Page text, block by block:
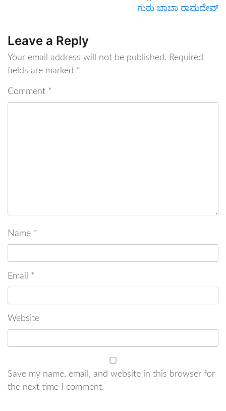
ಗುರು ಬಾಬಾ ರಾಮದೇವ್
Leave a Reply
Your email address will not be published. Required
fields are marked *
Comment *
Name *
Email *
Website
Save my name, email, and website in this browser for
the next time I comment.